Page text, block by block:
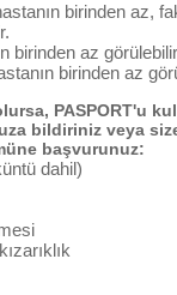
birinden az,
birinden az
birinden az
PASPORT'u
bildiriniz veya
başvurunuz:
dahil)